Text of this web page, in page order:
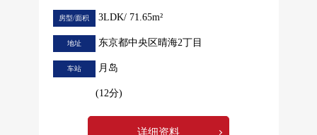
房型/面积 3LDK/ 71.65m²
地址 东京都中央区晴海2丁目
车站 月岛
(12分)
详细资料